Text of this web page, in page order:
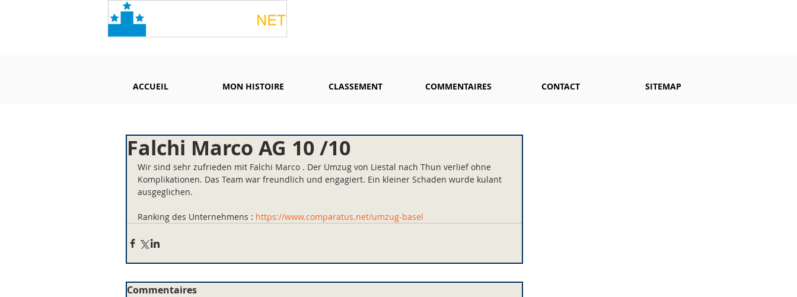
ACCUEIL MON HISTOIRE CLASSEMENT COMMENTAIRES CONTACT SITEMAP
Falchi Marco AG 10 /10
Wir sind sehr zufrieden mit Falchi Marco . Der Umzug von Liestal nach Thun verlief ohne
Komplikationen. Das Team war freundlich und engagiert. Ein kleiner Schaden wurde kulant
ausgeglichen.
Ranking des Unternehmens : https://www.comparatus.net/umzug-basel
Commentaires